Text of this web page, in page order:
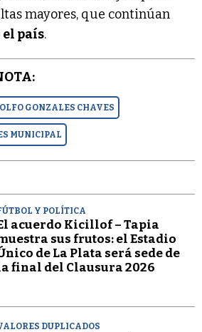
mayores, que continúan
país.
GONZALES CHAVES
MUNICIPAL
Y POLÍTICA
acuerdo Kicillof – Tapia
sus frutos: el Estadio
de La Plata será sede de
final del Clausura 2026
DUPLICADOS